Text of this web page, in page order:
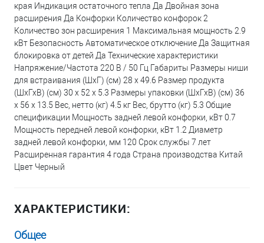
края Индикация остаточного тепла Да Двойная зона
расширения Да Конфорки Количество конфорок 2
Количество зон расширения 1 Максимальная мощность 2.9
кВт Безопасность Автоматическое отключение Да Защитная
блокировка от детей Да Технические характеристики
Напряжение/Частота 220 В / 50 Гц Габариты Размеры ниши
для встраивания (ШхГ) (см) 28 х 49.6 Размер продукта
(ШхГхВ) (см) 30 х 52 х 5.3 Размеры упаковки (ШхГхВ) (см) 36
х 56 х 13.5 Вес, нетто (кг) 4.5 кг Вес, брутто (кг) 5.3 Общие
спецификации Мощность задней левой конфорки, кВт 0.7
Мощность передней левой конфорки, кВт 1.2 Диаметр
задней левой конфорки, мм 120 Срок службы 7 лет
Расширенная гарантия 4 года Страна производства Китай
Цвет Черный
ХАРАКТЕРИСТИКИ:
Общее